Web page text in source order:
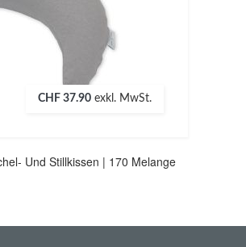
CHF 37.90 exkl. MwSt.
Und Stillkissen | 170 Melange